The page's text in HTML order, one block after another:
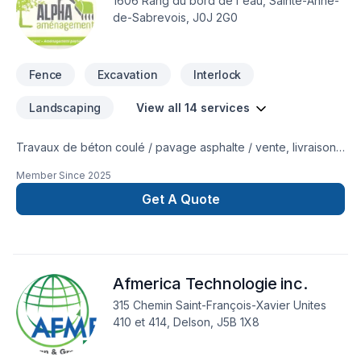
de-Sabrevois, J0J 2G0
Fence Excavation Interlock
Landscaping View all 14 services
Travaux de béton coulé / pavage asphalte / vente, livraison
excavation / transport de vrac / drain francais / nivellement /
enrochement / émondage / dessouchage
Member Since 2025
Get A Quote
Afmerica Technologie inc.
315 Chemin Saint-François-Xavier Unites
410 et 414, Delson, J5B 1X8